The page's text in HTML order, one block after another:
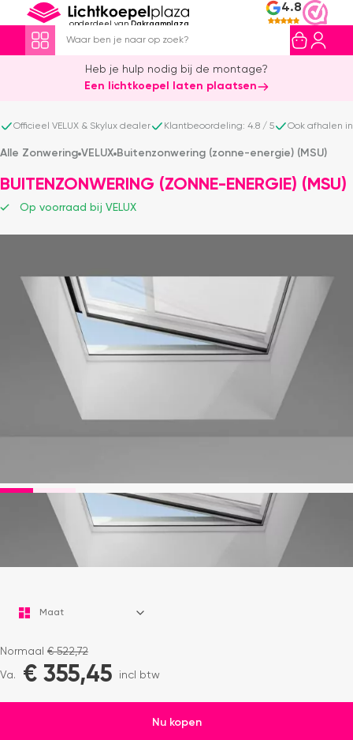
onderdeel van Dakraamplaza
4.8
Heb je hulp nodig bij de montage?
Een lichtkoepel laten plaatsen
Officieel VELUX & Skylux dealer Klantbeoordeling: 4.8 / 5 Ook afhalen
Alle Zonwering VELUX Buitenzonwering (zonne-energie) (MSU)
BUITENZONWERING (ZONNE-ENERGIE) (MSU)
Op voorraad bij VELUX
Normaal €522,72
Va. €355,45 incl btw
Nu kopen